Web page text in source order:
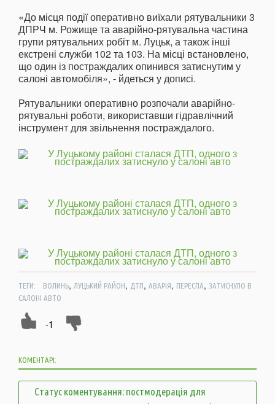
«До місця події оперативно виїхали рятувальники 3
ДПРЧ м. Рожище та аварійно-рятувальна частина
групи рятувальних робіт м. Луцьк, а також інші
екстрені служби 102 та 103. На місці встановлено,
що один із постраждалих опинився затиснутим у
салоні автомобіля», - йдеться у дописі.
Рятувальники оперативно розпочали аварійно-
рятувальні роботи, використавши гідравлічний
інструмент для звільнення постраждалого.
ТЕГИ: ВОЛИНЬ, ЛУЦЬКИЙ РАЙОН, ДТП, АВАРІЯ, ПЕРЕСПА, ЗАТИСНУЛО В
САЛОНІ АВТО
-1
КОМЕНТАРІ:
Статус коментування: постмодерація для